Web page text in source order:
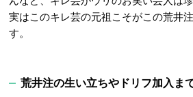
実はこのキレ芸の元祖こそがこの荒井
す。
荒井注の生い立ちやドリフ加入ま